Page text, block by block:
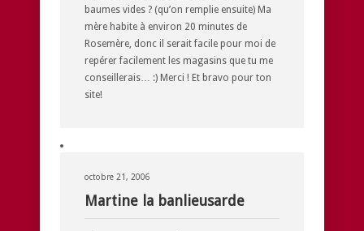
baumes vides ? (qu’on remplie ensuite) Ma
mère habite à environ 20 minutes de
Rosemère, donc il serait facile pour moi de
repérer facilement les magasins que tu me
conseillerais… :) Merci ! Et bravo pour ton
site!
octobre 21, 2006
Martine la banlieusarde